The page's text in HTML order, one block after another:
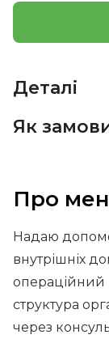
Про
Надаю
внутрішніх
операційний
структура
через
Деталі
Як